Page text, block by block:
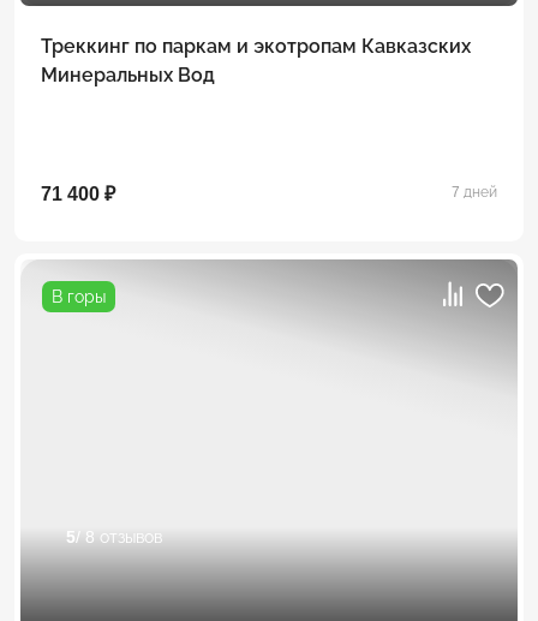
Треккинг по паркам и экотропам Кавказских
Минеральных Вод
71 400 ₽ 7 дней
В горы
5/ 8 отзывов